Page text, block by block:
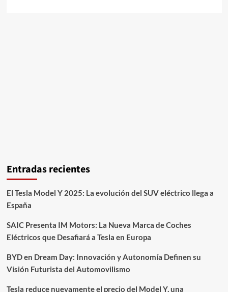
Entradas recientes
El Tesla Model Y 2025: La evolución del SUV eléctrico llega a
España
SAIC Presenta IM Motors: La Nueva Marca de Coches
Eléctricos que Desafiará a Tesla en Europa
BYD en Dream Day: Innovación y Autonomía Definen su
Visión Futurista del Automovilismo
Tesla reduce nuevamente el precio del Model Y, una